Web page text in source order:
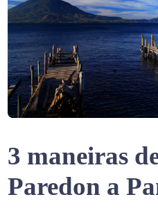
3 maneiras
Paredon a